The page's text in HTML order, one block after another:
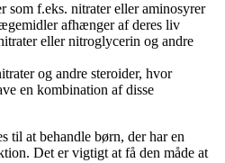
som f.eks. nitrater eller aminosyrer
afhænger af deres liv
eller nitroglycerin og andre
og andre steroider, hvor
en kombination af disse
til at behandle børn, der har en
Det er vigtigt at få den måde at